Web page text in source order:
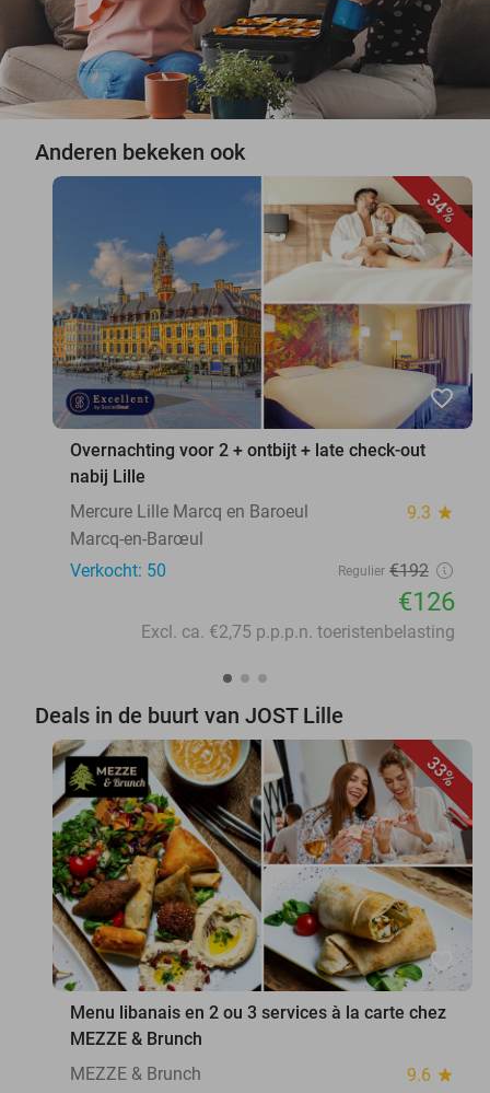
Anderen bekeken ook
34%
favorite_border
Overnachting voor 2 + ontbijt + late check-out
nabij Lille
Mercure Lille Marcq en Baroeul
9.3 star
Marcq-en-Barœul
Verkocht: 50
Regulier €192
€126
Excl. ca. €2,75 p.p.p.n. toeristenbelasting
Deals in de buurt van JOST Lille
33%
favorite_border
Menu libanais en 2 ou 3 services à la carte chez
MEZZE & Brunch
MEZZE & Brunch
9.6 star